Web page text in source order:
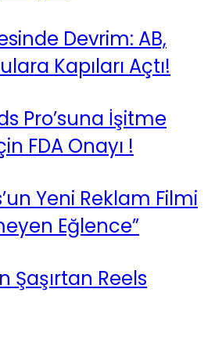
Devrim: AB,
Kapıları Açtı!
Pro’suna İşitme
FDA Onayı !
Yeni Reklam Filmi
Eğlence”
Şaşırtan Reels